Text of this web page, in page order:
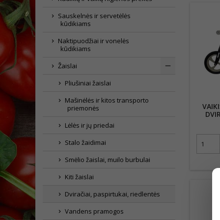
Sauskelnės ir servetėlės
kūdikiams
Naktipuodžiai ir vonelės
kūdikiams
Žaislai
Pliušiniai žaislai
Mašinėlės ir kitos transporto
priemonės
Lėlės ir jų priedai
Stalo žaidimai
Smėlio žaislai, muilo burbulai
Kiti žaislai
Dviračiai, paspirtukai, riedlentės
Vandens pramogos